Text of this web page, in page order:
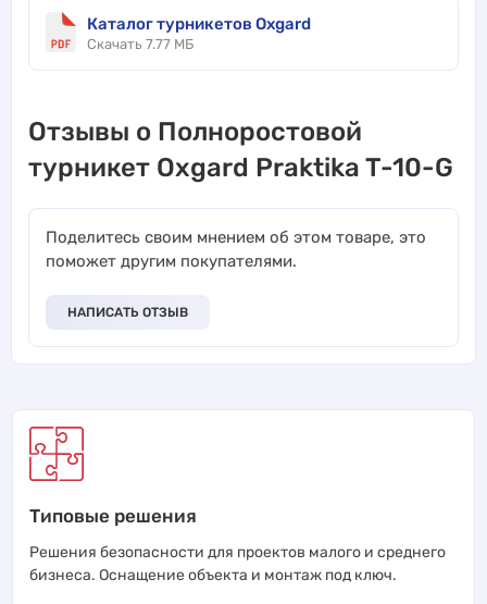
Каталог турникетов Oxgard
Скачать 7.77 МБ
Отзывы о Полноростовой
турникет Oxgard Praktika T-10-G
Поделитесь своим мнением об этом товаре, это
поможет другим покупателями.
НАПИСАТЬ ОТЗЫВ
Типовые решения
Решения безопасности для проектов малого и среднего
бизнеса. Оснащение объекта и монтаж под ключ.